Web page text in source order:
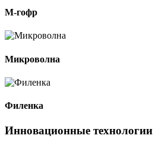
M-гофр
Микроволна
Филенка
Инновационные технологии